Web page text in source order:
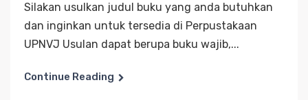
Silakan usulkan judul buku yang anda butuhkan
dan inginkan untuk tersedia di Perpustakaan
UPNVJ Usulan dapat berupa buku wajib,...
Continue Reading